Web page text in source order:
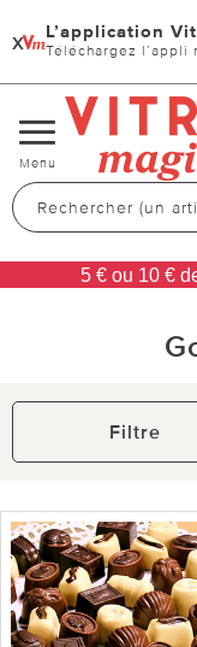
x L’application
Téléchargez l’appli
Changer
de
navigation
Menu
5 € ou 10 €
Filtre